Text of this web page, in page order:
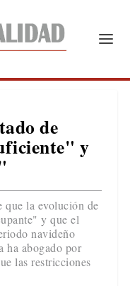
de
y
que la evolución de
y que el
navideño
ha abogado por
las restricciones